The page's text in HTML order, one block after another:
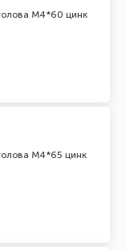
М4*60 цинк
М4*65 цинк